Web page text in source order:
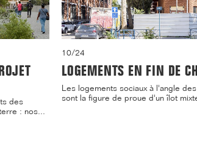
des
: nos...
10/24
LOGEMENTS EN FIN DE
Les logements sociaux à l'angle
sont la figure de proue d'un îlot